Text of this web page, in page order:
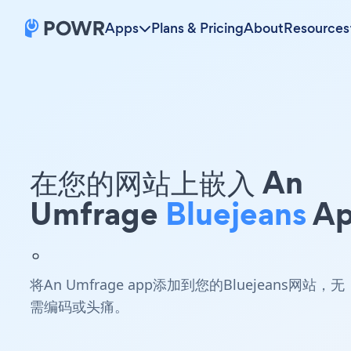
Apps Plans & PricingAboutResources
在您的网站上嵌入 An
Umfrage Bluejeans
。
将An Umfrage app添加到您的Bluejeans网站，无
需编码或头痛。